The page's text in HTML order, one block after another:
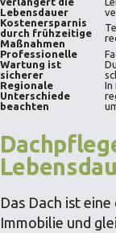
Lebensdauer
Kostenersparnis
durch frühzeitige
Maßnahmen
Professionelle
Wartung ist
sicherer
Regionale
Unterschiede
beachten
In
Das Dach ist
Immobilie und